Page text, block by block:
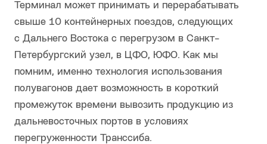
Терминал может принимать и перерабатывать
свыше 10 контейнерных поездов, следующих
с Дальнего Востока с перегрузом в Санкт-
Петербургский узел, в ЦФО, ЮФО. Как мы
помним, именно технология использования
полувагонов дает возможность в короткий
промежуток времени вывозить продукцию из
дальневосточных портов в условиях
перегруженности Транссиба.